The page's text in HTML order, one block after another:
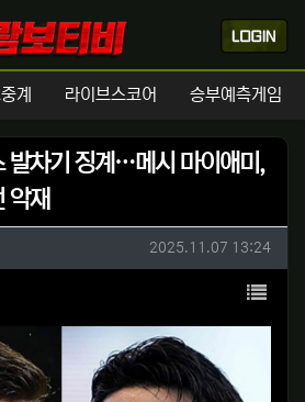
계 라이브스코어 승부예측게임
발차기 징계…메시 마이애미,
악재
작성일
2025.11.07 13:24
목록